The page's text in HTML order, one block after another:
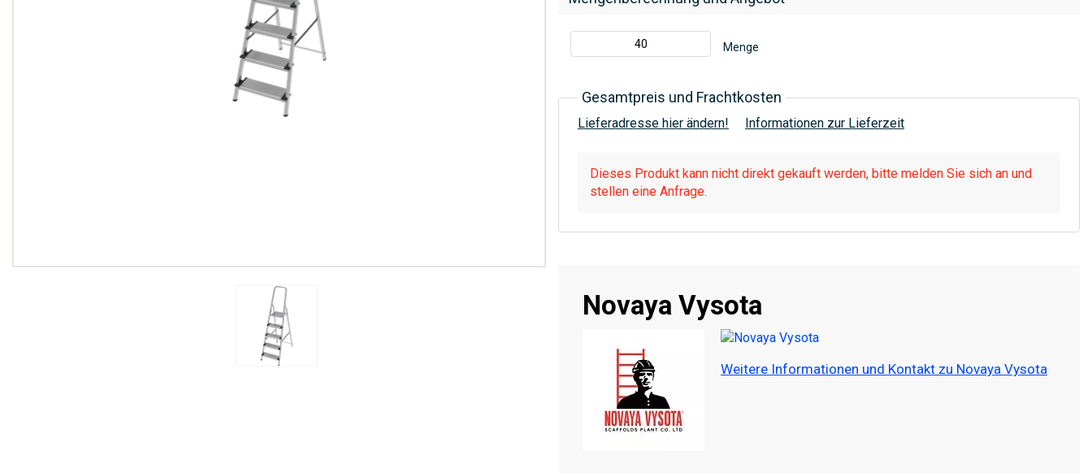
Menge
Gesamtpreis und Frachtkosten
Lieferadresse hier ändern! Informationen zur Lieferzeit
Dieses Produkt kann nicht direkt gekauft werden, bitte melden Sie sich an und
stellen eine Anfrage.
Novaya Vysota
Weitere Informationen und Kontakt zu Novaya Vysota